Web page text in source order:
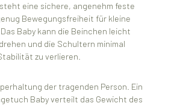
eine sichere, angenehm feste
Bewegungsfreiheit für kleine
Baby kann die Beinchen leicht
und die Schultern minimal
zu verlieren.
der tragenden Person. Ein
Baby verteilt das Gewicht des